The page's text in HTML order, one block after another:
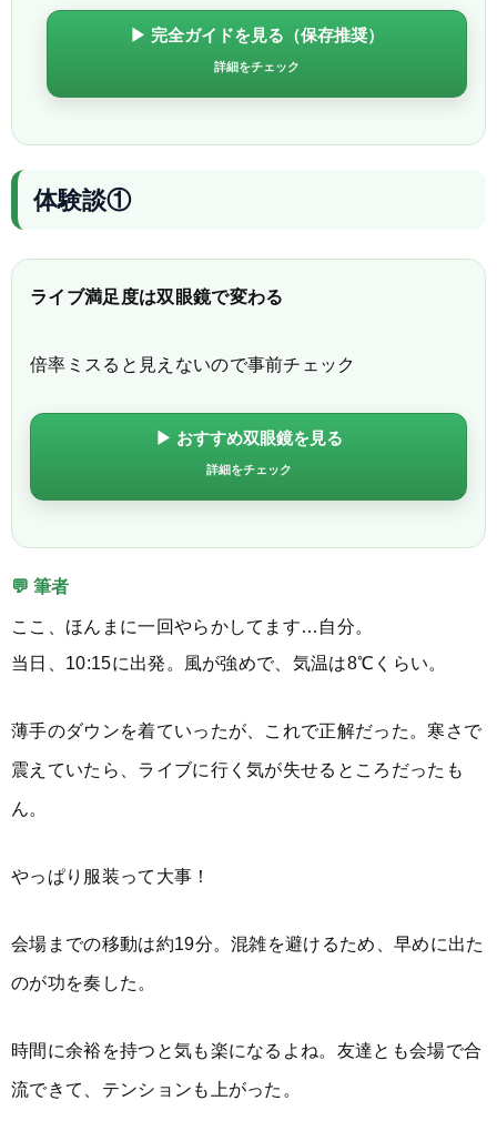
▶ 完全ガイドを見る（保存推奨）
詳細をチェック
体験談①
ライブ満足度は双眼鏡で変わる
倍率ミスると見えないので事前チェック
▶ おすすめ双眼鏡を見る
詳細をチェック
💬 筆者
ここ、ほんまに一回やらかしてます…自分。
当日、10:15に出発。風が強めで、気温は8℃くらい。
薄手のダウンを着ていったが、これで正解だった。寒さで
震えていたら、ライブに行く気が失せるところだったも
ん。
やっぱり服装って大事！
会場までの移動は約19分。混雑を避けるため、早めに出た
のが功を奏した。
時間に余裕を持つと気も楽になるよね。友達とも会場で合
流できて、テンションも上がった。